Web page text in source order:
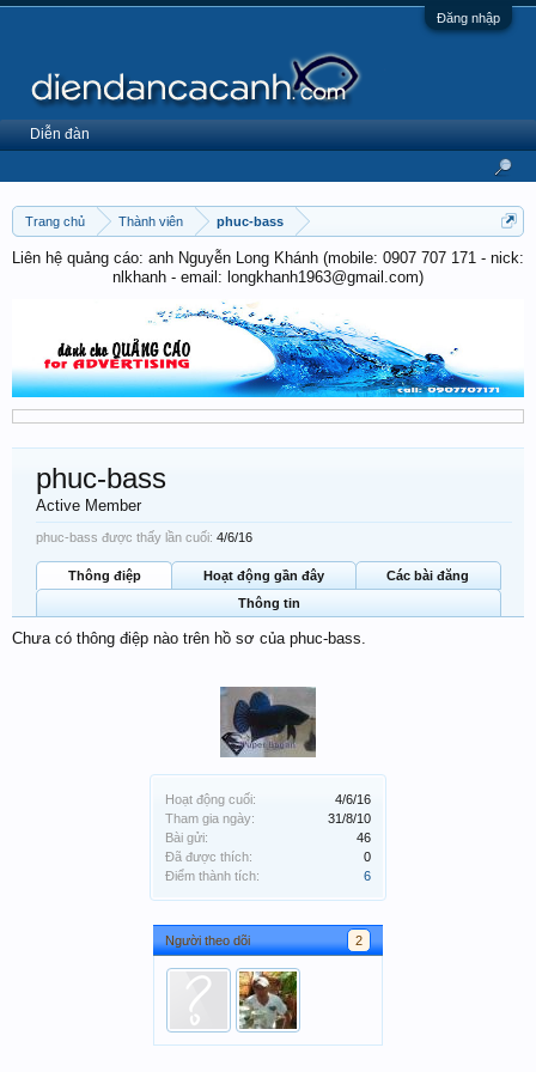
Đăng nhập
Trang chủ Thành viên phuc-bass
Liên hệ quảng cáo: anh Nguyễn Long Khánh (mobile: 0907 707 171 - nick:
nlkhanh - email: longkhanh1963@gmail.com)
Hoạt động cuối:
4/6/16
Tham gia ngày:
31/8/10
Bài gửi:
46
Đã được thích:
0
Điểm thành tích:
6
Người theo dõi 2
phuc-bass
Active Member
phuc-bass được thấy lần cuối: 4/6/16
Thông điệp Hoạt động gần đây
Các bài đăng
Thông tin
Chưa có thông điệp nào trên hồ sơ của phuc-bass.
Diễn đàn